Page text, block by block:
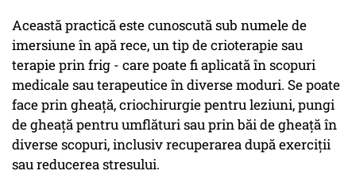
Această practică este cunoscută sub numele de
imersiune în apă rece, un tip de crioterapie sau
terapie prin frig - care poate fi aplicată în scopuri
medicale sau terapeutice în diverse moduri. Se poate
face prin gheață, criochirurgie pentru leziuni, pungi
de gheață pentru umflături sau prin băi de gheață în
diverse scopuri, inclusiv recuperarea după exerciții
sau reducerea stresului.